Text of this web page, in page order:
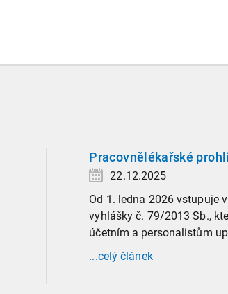
Pracovnělékařské
22.12.2025
Od 1. ledna 2026 vstupuje
vyhlášky č. 79/2013 Sb.,
účetním a personalistům
administrativu spojenou s
prohlídkami. Vybrali jsme
...celý článek